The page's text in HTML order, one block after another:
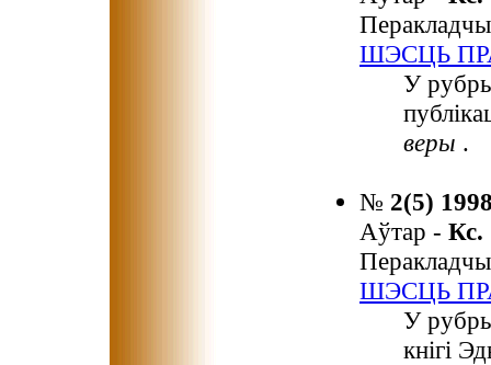
ШЭСЦЬ
У
веры .
№ 2(5)
Аўтар -
ШЭСЦЬ
У
кнігі